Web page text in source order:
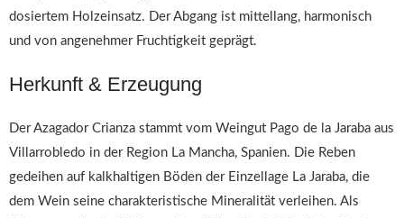
dosiertem Holzeinsatz. Der Abgang ist mittellang, harmonisch
und von angenehmer Fruchtigkeit geprägt.
Herkunft & Erzeugung
Der Azagador Crianza stammt vom Weingut Pago de la Jaraba aus
Villarrobledo in der Region La Mancha, Spanien. Die Reben
gedeihen auf kalkhaltigen Böden der Einzellage La Jaraba, die
dem Wein seine charakteristische Mineralität verleihen. Als